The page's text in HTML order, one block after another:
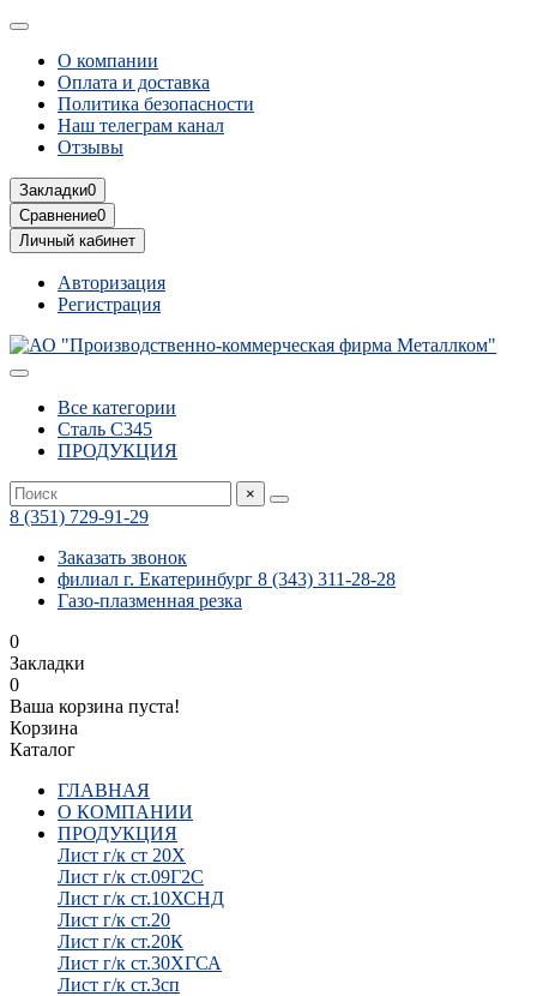
О компании
Оплата и доставка
Политика безопасности
Наш телеграм канал
Отзывы
Закладки0
Сравнение0
Личный кабинет
Авторизация
Регистрация
Все категории
Сталь С345
ПРОДУКЦИЯ
×
8 (351) 729-91-29
Заказать звонок
филиал г. Екатеринбург 8 (343) 311-28-28
Газо-плазменная резка
0
Закладки
0
Ваша корзина пуста!
Корзина
Каталог
ГЛАВНАЯ
О КОМПАНИИ
ПРОДУКЦИЯ
Лист г/к ст 20Х
Лист г/к ст.09Г2С
Лист г/к ст.10ХСНД
Лист г/к ст.20
Лист г/к ст.20К
Лист г/к ст.30ХГСА
Лист г/к ст.3сп